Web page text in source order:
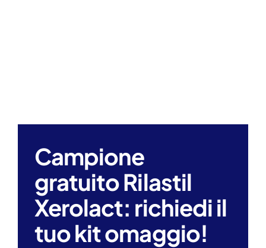
Campione
gratuito Rilastil
Xerolact: richiedi il
tuo kit omaggio!